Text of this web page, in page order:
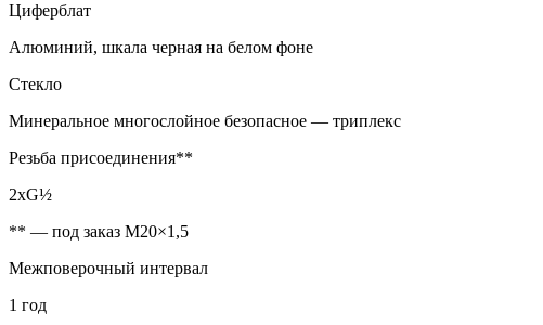
Циферблат
Алюминий, шкала черная на белом фоне
Стекло
Минеральное многослойное безопасное — триплекс
Резьба присоединения**
2хG½
** — под заказ М20×1,5
Межповерочный интервал
1 год